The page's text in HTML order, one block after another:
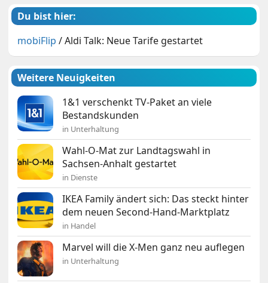
Du bist hier:
mobiFlip /Aldi Talk: Neue Tarife gestartet
Weitere Neuigkeiten
1&1 verschenkt TV-Paket an viele
Bestandskunden
in Unterhaltung
Wahl-O-Mat zur Landtagswahl in
Sachsen-Anhalt gestartet
in Dienste
IKEA Family ändert sich: Das steckt hinter
dem neuen Second-Hand-Marktplatz
in Handel
Marvel will die X-Men ganz neu auflegen
in Unterhaltung